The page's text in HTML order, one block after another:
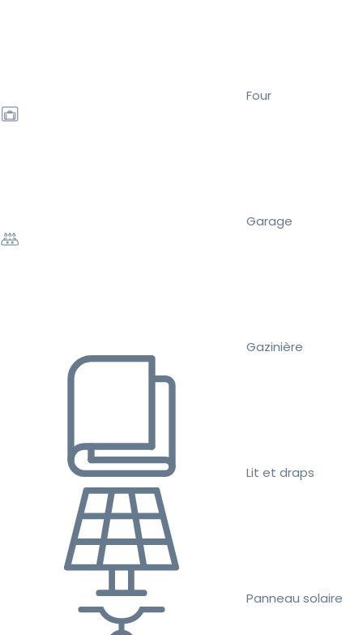
Four
Garage
Gazinière
Lit et draps
Panneau solaire